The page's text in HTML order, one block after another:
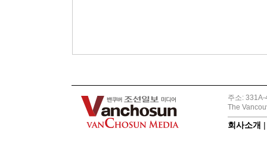
주소:
The
회사소개